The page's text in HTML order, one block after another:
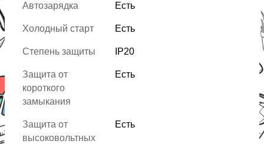
Автозарядка Есть
Холодный старт Есть
Степень защиты IP20
Защита от
короткого
замыкания
Есть
Защита от
высоковольтных
Есть